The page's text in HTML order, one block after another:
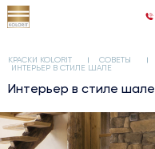
КРАСКИ KOLORIT СОВЕТЫ
ИНТЕРЬЕР В СТИЛЕ ШАЛЕ
Интерьер в стиле шале